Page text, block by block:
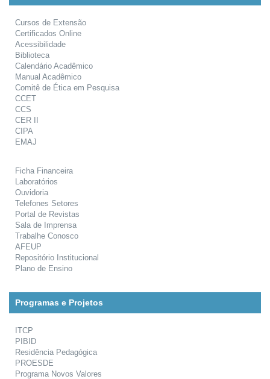
Cursos de Extensão
Certificados Online
Acessibilidade
Biblioteca
Calendário Acadêmico
Manual Acadêmico
Comitê de Ética em Pesquisa
CCET
CCS
CER II
CIPA
EMAJ
Ficha Financeira
Laboratórios
Ouvidoria
Telefones Setores
Portal de Revistas
Sala de Imprensa
Trabalhe Conosco
AFEUP
Repositório Institucional
Plano de Ensino
Programas e Projetos
ITCP
PIBID
Residência Pedagógica
PROESDE
Programa Novos Valores